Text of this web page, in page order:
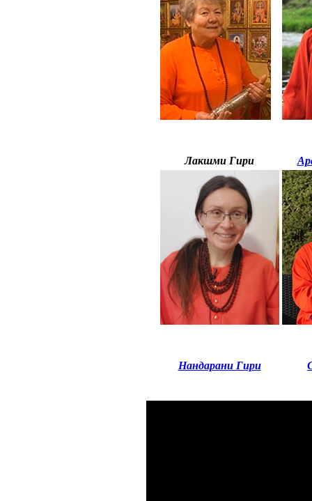
Лакшми Гири
Нандарани Гири